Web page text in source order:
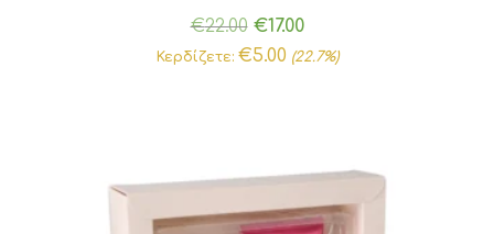
€22.00 Original
price
€17.00Η
τρέχουσα
Κερδίζετε: €5.00 (22.7%)